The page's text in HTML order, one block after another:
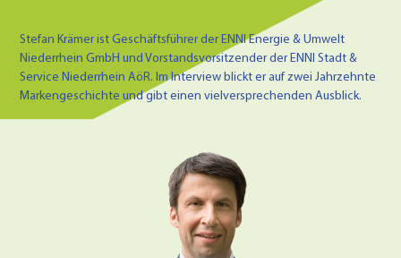
Stefan Krämer ist Geschäftsführer der ENNI Energie & Umwelt
Niederrhein GmbH und Vorstandsvorsitzender der ENNI Stadt &
Service Niederrhein AöR. Im Interview blickt er auf zwei Jahrzehnte
Markengeschichte und gibt einen vielversprechenden Ausblick.